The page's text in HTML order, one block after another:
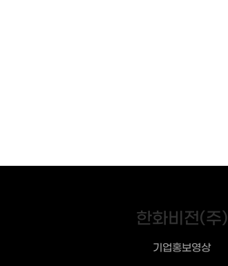
한화비전(주)
기업홍보영상